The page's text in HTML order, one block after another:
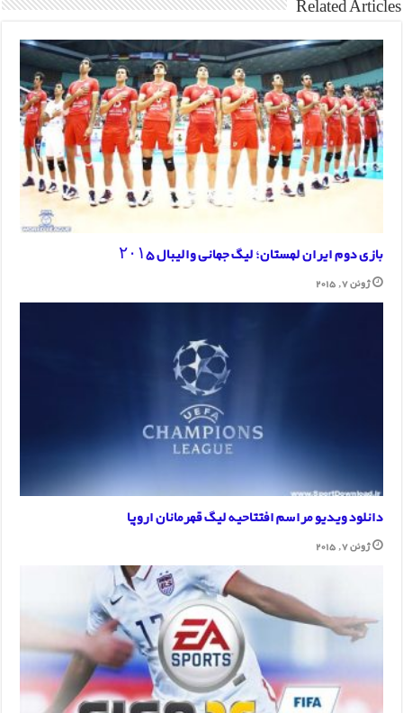
Related Articles
بازی دوم ایران لهستان؛ لیگ جهانی والیبال ۲۰۱۵
ژوئن 7, 2015
دانلود ویدیو مراسم افتتاحیه لیگ قهرمانان اروپا
ژوئن 7, 2015